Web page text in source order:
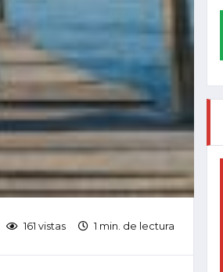
161 vistas 1 min. de lectura